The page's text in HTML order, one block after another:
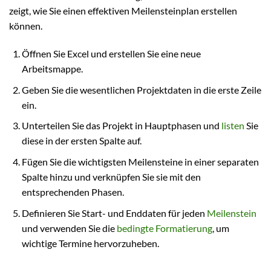
zeigt, wie Sie einen effektiven Meilensteinplan erstellen
können.
Öffnen Sie Excel und erstellen Sie eine neue
Arbeitsmappe.
Geben Sie die wesentlichen Projektdaten in die erste Zeile
ein.
Unterteilen Sie das Projekt in Hauptphasen und listen Sie
diese in der ersten Spalte auf.
Fügen Sie die wichtigsten Meilensteine in einer separaten
Spalte hinzu und verknüpfen Sie sie mit den
entsprechenden Phasen.
Definieren Sie Start- und Enddaten für jeden Meilenstein
und verwenden Sie die bedingte Formatierung, um
wichtige Termine hervorzuheben.